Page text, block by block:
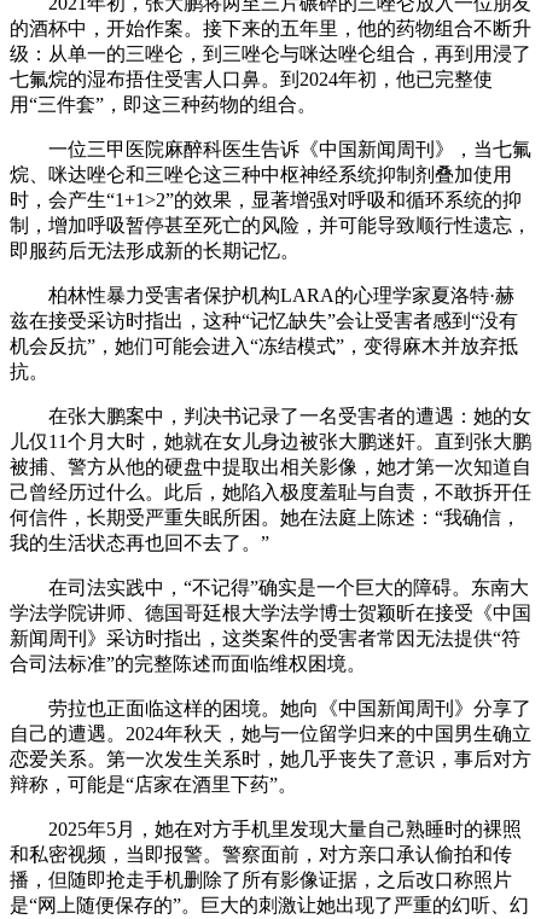
的酒杯中，开始作案。接下来的五年里，他的药物组合不断升
级：从单一的三唑仑，到三唑仑与咪达唑仑组合，再到用浸了
七氟烷的湿布捂住受害人口鼻。到2024年初，他已完整使
用“三件套”，即这三种药物的组合。
一位三甲医院麻醉科医生告诉《中国新闻周刊》，当七氟
烷、咪达唑仑和三唑仑这三种中枢神经系统抑制剂叠加使用
时，会产生“1+1>2”的效果，显著增强对呼吸和循环系统的抑
制，增加呼吸暂停甚至死亡的风险，并可能导致顺行性遗忘，
即服药后无法形成新的长期记忆。
柏林性暴力受害者保护机构LARA的心理学家夏洛特·赫
兹在接受采访时指出，这种“记忆缺失”会让受害者感到“没有
机会反抗”，她们可能会进入“冻结模式”，变得麻木并放弃抵
抗。
在张大鹏案中，判决书记录了一名受害者的遭遇：她的女
儿仅11个月大时，她就在女儿身边被张大鹏迷奸。直到张大鹏
被捕、警方从他的硬盘中提取出相关影像，她才第一次知道自
己曾经历过什么。此后，她陷入极度羞耻与自责，不敢拆开任
何信件，长期受严重失眠所困。她在法庭上陈述：“我确信，
我的生活状态再也回不去了。”
在司法实践中，“不记得”确实是一个巨大的障碍。东南大
学法学院讲师、德国哥廷根大学法学博士贺颖昕在接受《中国
新闻周刊》采访时指出，这类案件的受害者常因无法提供“符
合司法标准”的完整陈述而面临维权困境。
劳拉也正面临这样的困境。她向《中国新闻周刊》分享了
自己的遭遇。2024年秋天，她与一位留学归来的中国男生确立
恋爱关系。第一次发生关系时，她几乎丧失了意识，事后对方
辩称，可能是“店家在酒里下药”。
2025年5月，她在对方手机里发现大量自己熟睡时的裸照
和私密视频，当即报警。警察面前，对方亲口承认偷拍和传
播，但随即抢走手机删除了所有影像证据，之后改口称照片
是“网上随便保存的”。巨大的刺激让她出现了严重的幻听、幻